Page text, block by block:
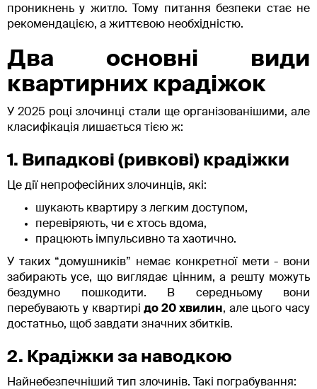
проникнень у житло. Тому питання безпеки стає не
рекомендацією, а життєвою необхідністю.
Два основні види
квартирних крадіжок
У 2025 році злочинці стали ще організованішими, але
класифікація лишається тією ж:
1. Випадкові (ривкові) крадіжки
Це дії непрофесійних злочинців, які:
шукають квартиру з легким доступом,
перевіряють, чи є хтось вдома,
працюють імпульсивно та хаотично.
У таких “домушників” немає конкретної мети - вони
забирають усе, що виглядає цінним, а решту можуть
бездумно пошкодити. В середньому вони
перебувають у квартирідо 20 хвилин, але цього часу
достатньо, щоб завдати значних збитків.
2. Крадіжки за наводкою
Найнебезпечніший тип злочинів. Такі пограбування: